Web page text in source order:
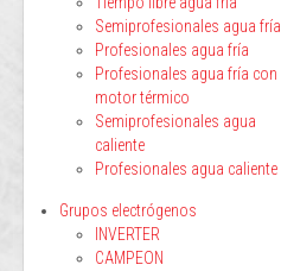
Semiprofesionales agua fría
Profesionales agua fría
Profesionales agua fría con
motor térmico
Semiprofesionales agua
caliente
Profesionales agua caliente
Grupos electrógenos
INVERTER
CAMPEON